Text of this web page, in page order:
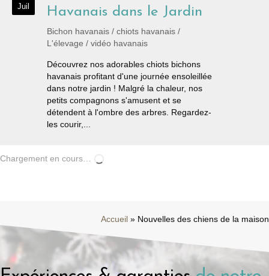
Juil
Havanais dans le Jardin
Bichon havanais / chiots havanais /
L'élevage / vidéo havanais
Découvrez nos adorables chiots bichons
havanais profitant d'une journée ensoleillée
dans notre jardin ! Malgré la chaleur, nos
petits compagnons s'amusent et se
détendent à l'ombre des arbres. Regardez-
les courir,...